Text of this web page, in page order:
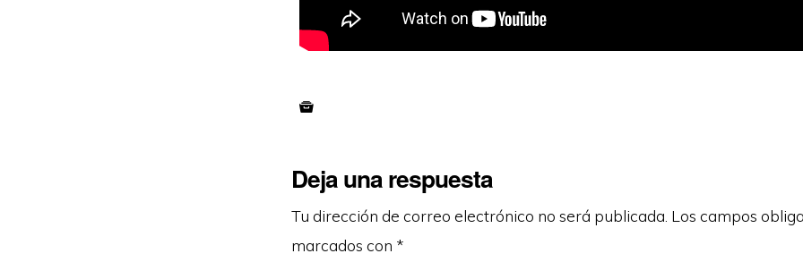
Deja una respuesta
Tu dirección de correo electrónico no será publicada. Los campos
marcados con *